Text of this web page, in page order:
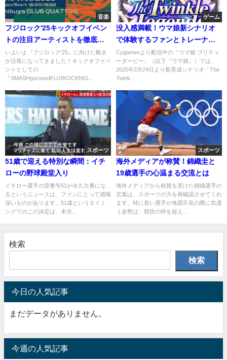
音楽
フジロック'25キックオフイベン
トの注目アーティストを徹底解
説！
いよいよ『フジロック'25』に向けた動き
が活発になってきました！キックオフイベ
ントとしての
『SMASHgoroundFUJIROCKNIG...
ゲーム
没入感満載！ウマ娘新シナリオ
で体験するファンとトレーナー
の物語
Cygamesより配信中の『ウマ娘 プリティ
ーダービー』（以下『ウマ娘』）では、
2025年2月24日より新育成シナリオ「The
Twink...
スポーツ
51歳で迎える特別な瞬間：イチ
ローの野球殿堂入り
イチロー選手の背番号51が永久欠番にな
るというニュースは、ファンにとって感慨
深いものがあります。51歳というタイミ
ングでのこの決定は、本当...
スポーツ
海外メディアが称賛！錦織圭と
19歳選手の心温まる交流とは
海外メディアから称賛を受けた錦織選手の
言葉は、スポーツの力を再確認させてくれ
ます。特に若い選手が体調不良の際に気遣
う姿勢は、競技の枠を超え...
検索
検索
今日の人気記事
まだデータがありません。
今週の人気記事